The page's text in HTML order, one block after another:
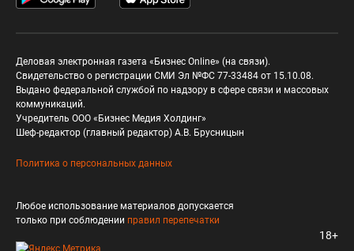
Деловая электронная газета «Бизнес Online» (на связи).
Свидетельство о регистрации СМИ Эл №ФС 77-33484 от 15.10.08.
Выдано федеральной службой по надзору в сфере связи и массовых
коммуникаций.
Учредитель ООО «Бизнес Медия Холдинг»
Шеф-редактор (главный редактор) А.В. Брусницын
Политика о персональных данных
Любое использование материалов допускается
только при соблюдении правил перепечатки
18+